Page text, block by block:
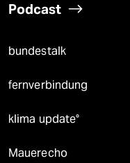
Podcast
bundestalk
fernverbindung
klima update°
Mauerecho